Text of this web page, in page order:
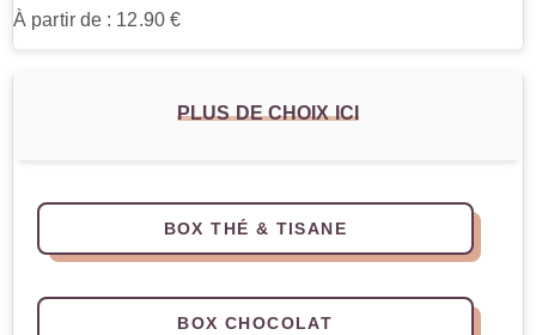
À partir de : 12.90 €
PLUS DE CHOIX ICI
BOX THÉ & TISANE
BOX CHOCOLAT